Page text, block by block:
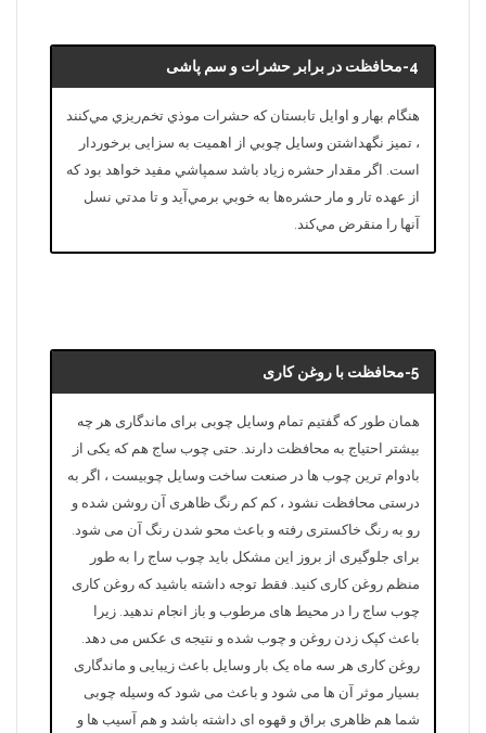
4-محافظت در برابر حشرات و سم پاشی
هنگام بهار و اوایل تابستان که حشرات موذي تخم‌ريزي مي‌كنند
، تميز نگهداشتن وسايل چوبي از اهمیت به سزایی برخوردار
است. اگر مقدار حشره زياد باشد سمپاشي مفید خواهد بود كه
از عهده تار و مار حشره‌ها به خوبي برمي‌آيد و تا مدتي نسل
آنها را منقرض مي‌كند.
5-محافظت با روغن کاری
همان طور که گفتیم تمام وسایل چوبی برای ماندگاری هر چه
بیشتر احتیاج به محافظت دارند. حتی چوب ساج هم که یکی از
بادوام ترین چوب ها در صنعت ساخت وسایل چوبیست ، اگر به
درستی محافظت نشود ، کم کم رنگ ظاهری آن روشن شده و
رو به رنگ خاکستری رفته و باعث محو شدن رنگ آن می شود.
برای جلوگیری از بروز این مشکل باید چوب ساج را به طور
منظم روغن کاری کنید. فقط توجه داشته باشید که روغن کاری
چوب ساج را در محیط های مرطوب و باز انجام ندهید. زیرا
باعث کپک زدن روغن و چوب شده و نتیجه ی عکس می دهد.
روغن کاری هر سه ماه یک بار وسایل باعث زیبایی و ماندگاری
بسیار موثر آن ها می شود و باعث می شود که وسیله چوبی
شما هم ظاهری براق و قهوه ای داشته باشد و هم آسیب ها و